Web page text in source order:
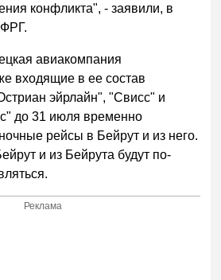
конфликта", - заявили, в
авиакомпания
входящие в ее состав
эйрлайн", "Свисс" и
до 31 июля временно
рейсы в Бейрут и из него.
и из Бейрута будут по-
Реклама